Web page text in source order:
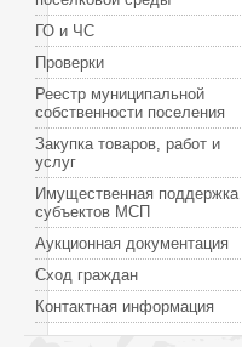
ГО и ЧС
Проверки
Реестр муниципальной
собственности поселения
Закупка товаров, работ и
услуг
Имущественная поддержка
субъектов МСП
Аукционная документация
Сход граждан
Контактная информация